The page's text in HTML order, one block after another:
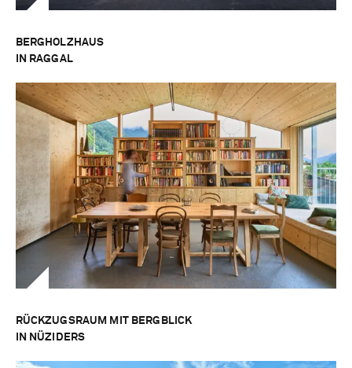
BERGHOLZHAUS
IN RAGGAL
RÜCKZUGSRAUM MIT BERGBLICK
IN NÜZIDERS